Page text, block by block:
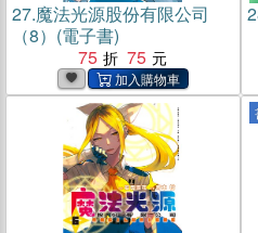
27.魔法光源股份有限公司
（8）(電子書)
75
75